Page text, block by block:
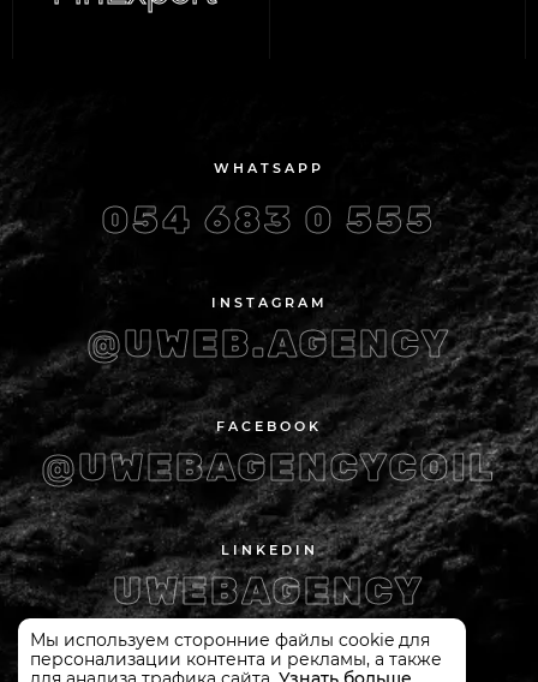
WHATSAPP
054 683 0 555
INSTAGRAM
@UWEB.AGENCY
FACEBOOK
@UWEBAGENCYCOIL
LINKEDIN
UWEBAGENCY
SITE MAP
Мы используем сторонние файлы cookie для
персонализации контента и рекламы, а также